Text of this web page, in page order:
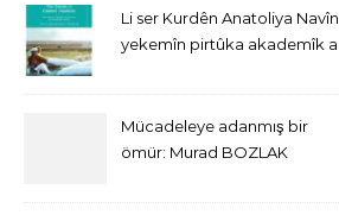
Li ser Kurdên Anatoliya Navîn
yekemîn pirtûka akademîk a
Mücadeleye adanmış bir
ömür: Murad BOZLAK